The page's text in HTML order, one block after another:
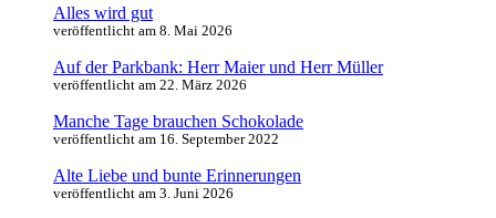
Alles wird gut
veröffentlicht am 8. Mai 2026
Auf der Parkbank: Herr Maier und Herr Müller
veröffentlicht am 22. März 2026
Manche Tage brauchen Schokolade
veröffentlicht am 16. September 2022
Alte Liebe und bunte Erinnerungen
veröffentlicht am 3. Juni 2026